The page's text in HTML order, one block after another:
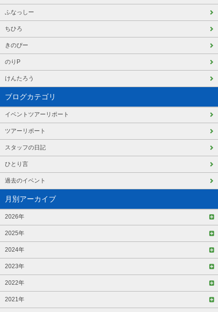
ふなっしー
ちひろ
きのぴー
のりP
けんたろう
ブログカテゴリ
イベントツアーリポート
ツアーリポート
スタッフの日記
ひとり言
過去のイベント
月別アーカイブ
2026年
2025年
2024年
2023年
2022年
2021年